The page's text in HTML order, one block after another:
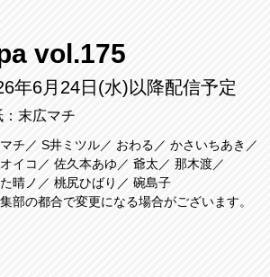
vol.175
年6月24日(水)以降配信予定
：末広マチ
チ S井ミツル おわる
かさいちあき
イコ
佐久本あゆ 爺太
那木渡
晴ノ
桃尻ひばり
碗島子
部の都合で変更になる場合がございます。